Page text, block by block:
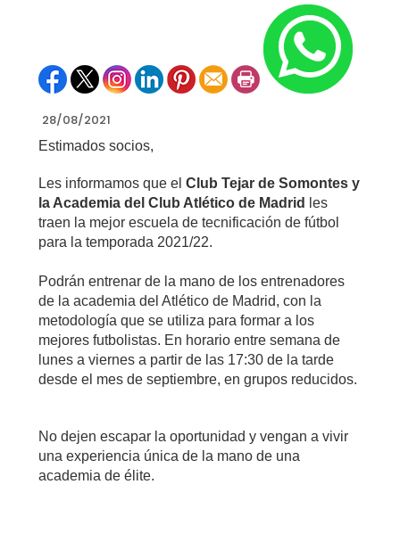
28/08/2021
Estimados socios,
Les informamos que elClub Tejar de Somontes y
la Academia del Club Atlético de Madrid
les
traen la mejor escuela de tecnificación de fútbol
para la temporada 2021/22.
Podrán entrenar de la mano de los entrenadores
de la academia del Atlético de Madrid, con la
metodología que se utiliza para formar a los
mejores futbolistas. En horario entre semana de
lunes a viernes a partir de las 17:30 de la tarde
desde el mes de septiembre, en grupos reducidos.
No dejen escapar la oportunidad y vengan a vivir
una experiencia única de la mano de una
academia de élite.